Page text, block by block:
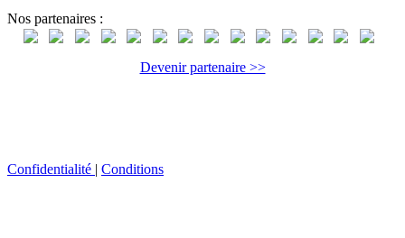
Nos partenaires :
Devenir partenaire >>
Confidentialité Conditions